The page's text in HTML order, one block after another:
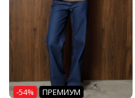
-54% ПРЕМИУМ